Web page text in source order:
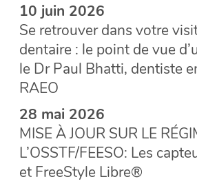
10 juin 2026
Se retrouver dans votre
dentaire : le point de vue
le Dr Paul Bhatti, dentiste
RAEO
28 mai 2026
MISE À JOUR SUR LE
L’OSSTF/FEESO: Les
et FreeStyle Libre®